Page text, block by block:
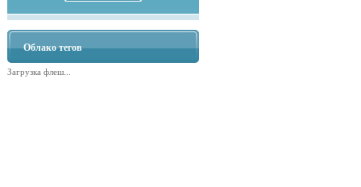
Облако тегов
Загрузка флеш...